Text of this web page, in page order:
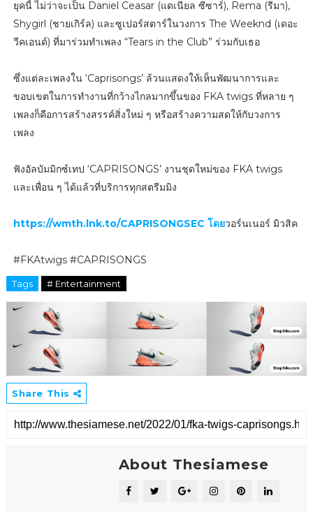
ยุคนี้ ไม่ว่าจะเป็น Daniel Ceasar (แดเนียล ซีซาร์), Rema (รีมา),
Shygirl (ชายเกิร์ล) และซูเปอร์สตาร์ในวงการ The Weeknd (เดอะ
วีคเอนด์) ที่มาร่วมทำเพลง “Tears in the Club” ร่วมกับเธอ
ซึ่งแต่ละเพลงใน ‘Caprisongs’ ล้วนแสดงให้เห็นพัฒนาการและ
ขอบเขตในการทำงานที่กว้างไกลมากขึ้นของ FKA twigs ที่หลาย ๆ
เพลงก็คือการสร้างสรรค์สิ่งใหม่ ๆ หรือสร้างความสดให้กับวงการ
เพลง
ฟังอัลบัมมิกซ์เทป ‘CAPRISONGS’ งานชุดใหม่ของ FKA twigs
และเพื่อน ๆ ได้แล้วที่บริการทุกสตรีมมิง
https://wmth.lnk.to/CAPRISONGSEC โดยวอร์นเนอร์ มิวสิค
#FKAtwigs #CAPRISONGS
Tags # Entertainment
Share This
About Thesiamese